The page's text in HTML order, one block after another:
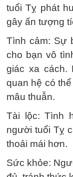
tuổi Tỵ phát
gây ấn tượng
Tình cảm: Sự
cho bạn vô
giác xa cách.
quan hệ có
mâu thuẫn.
Tài lộc: Tình
người tuổi Tỵ
thoải mái hơn.
Sức khỏe: